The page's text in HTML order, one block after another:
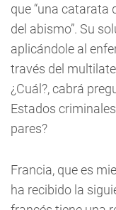
que “una catarata
del abismo”. Su
aplicándole al
través del
¿Cuál?, cabrá
Estados
pares?
Francia, que es
ha recibido la